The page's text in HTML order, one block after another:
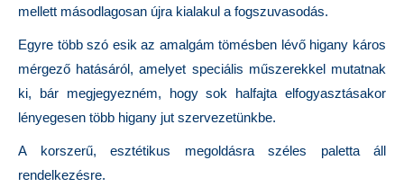
mellett másodlagosan újra kialakul a fogszuvasodás.
Egyre több szó esik az amalgám tömésben lévő higany káros
mérgező hatásáról, amelyet speciális műszerekkel mutatnak
ki, bár megjegyezném, hogy sok halfajta elfogyasztásakor
lényegesen több higany jut szervezetünkbe.
A korszerű, esztétikus megoldásra széles paletta áll
rendelkezésre.